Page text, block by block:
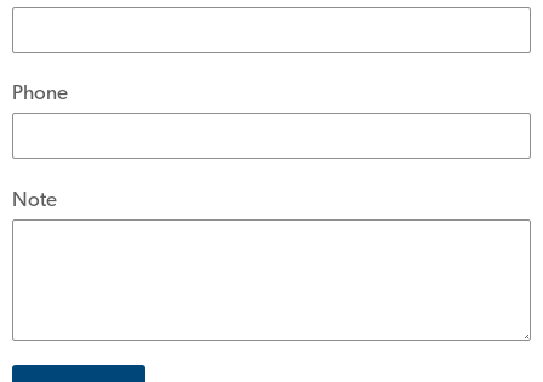
Phone
Note